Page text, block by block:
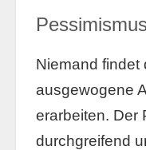
Niemand findet
ausgewogene
erarbeiten. Der
durchgreifend